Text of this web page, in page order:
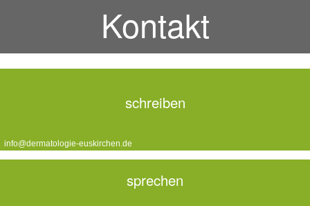
Kontakt
schreiben
info@dermatologie-euskirchen.de
sprechen